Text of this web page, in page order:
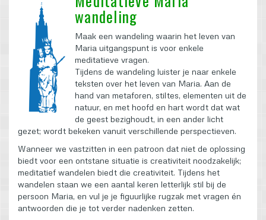
wandeling
Maak een wandeling waarin het leven van
Maria uitgangspunt is voor enkele
meditatieve vragen.
Tijdens de wandeling luister je naar enkele
teksten over het leven van Maria. Aan de
hand van metaforen, stiltes, elementen uit de
natuur, en met hoofd en hart wordt dat wat
de geest bezighoudt, in een ander licht
gezet; wordt bekeken vanuit verschillende perspectieven.
Wanneer we vastzitten in een patroon dat niet de oplossing
biedt voor een ontstane situatie is creativiteit noodzakelijk;
meditatief wandelen biedt die creativiteit. Tijdens het
wandelen staan we een aantal keren letterlijk stil bij de
persoon Maria, en vul je je figuurlijke rugzak met vragen én
antwoorden die je tot verder nadenken zetten.